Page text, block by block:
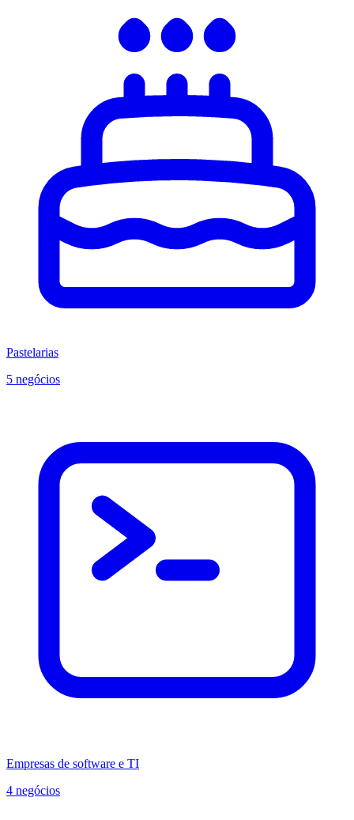
Pastelarias
5 negócios
Empresas de software e TI
4 negócios